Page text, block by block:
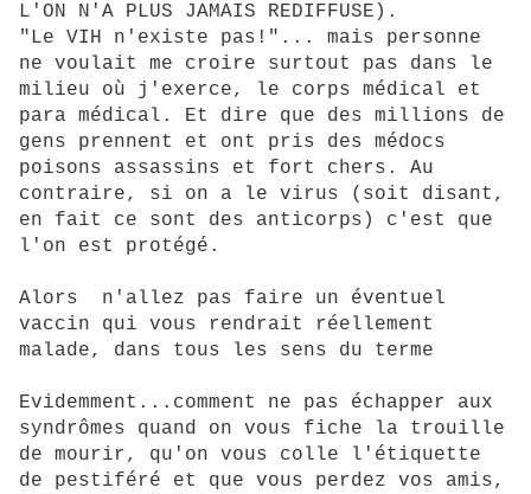
L'ON N'A PLUS JAMAIS REDIFFUSE).
"Le VIH n'existe pas!"... mais personne
ne voulait me croire surtout pas dans le
milieu où j'exerce, le corps médical et
para médical. Et dire que des millions de
gens prennent et ont pris des médocs
poisons assassins et fort chers. Au
contraire, si on a le virus (soit disant,
en fait ce sont des anticorps) c'est que
l'on est protégé.
Alors n'allez pas faire un éventuel
vaccin qui vous rendrait réellement
malade, dans tous les sens du terme
Evidemment...comment ne pas échapper aux
syndrômes quand on vous fiche la trouille
de mourir, qu'on vous colle l'étiquette
de pestiféré et que vous perdez vos amis,